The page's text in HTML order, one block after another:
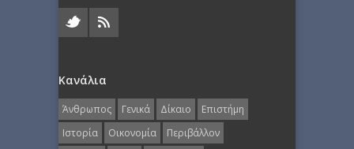
Κανάλια
Άνθρωπος Γενικά Δίκαιο
Επιστήμη
Ιστορία
Οικονομία
Περιβάλλον